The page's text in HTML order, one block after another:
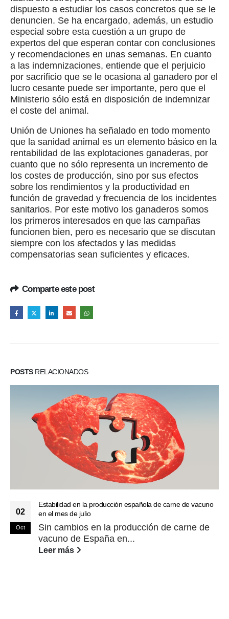
dispuesto a estudiar los casos concretos que se le
denuncien. Se ha encargado, además, un estudio
especial sobre esta cuestión a un grupo de
expertos del que esperan contar con conclusiones
y recomendaciones en unas semanas. En cuanto
a las indemnizaciones, entiende que el perjuicio
por sacrificio que se le ocasiona al ganadero por el
lucro cesante puede ser importante, pero que el
Ministerio sólo está en disposición de indemnizar
el coste del animal.
Unión de Uniones ha señalado en todo momento
que la sanidad animal es un elemento básico en la
rentabilidad de las explotaciones ganaderas, por
cuanto que no sólo representa un incremento de
los costes de producción, sino por sus efectos
sobre los rendimientos y la productividad en
función de gravedad y frecuencia de los incidentes
sanitarios. Por este motivo los ganaderos somos
los primeros interesados en que las campañas
funcionen bien, pero es necesario que se discutan
siempre con los afectados y las medidas
compensatorias sean suficientes y eficaces.
Comparte este post
POSTSRELACIONADOS
02
Oct
Estabilidad en la producción española de carne de vacuno
en el mes de julio
Sin cambios en la producción de carne de
vacuno de España en...
Leer más